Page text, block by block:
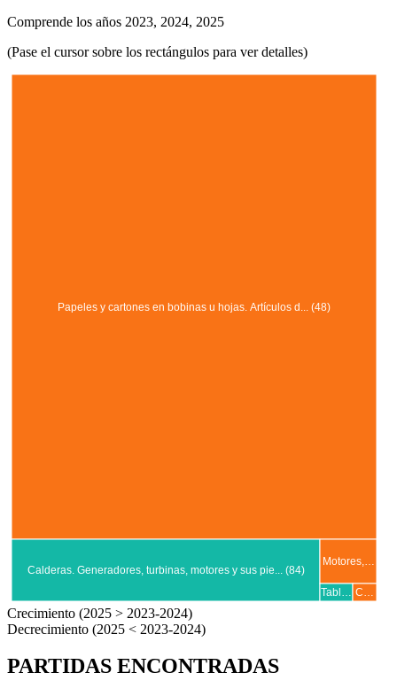
Comprende los años 2023, 2024, 2025
(Pase el cursor sobre los rectángulos para ver detalles)
Papeles y cartones en bobinas u hojas. Artículos d... (48)
Calderas. Generadores, turbinas, motores y sus pie... (84)
Motores,…
Tabl… C…
Crecimiento (2025 > 2023-2024)
Decrecimiento (2025 < 2023-2024)
PARTIDAS ENCONTRADAS